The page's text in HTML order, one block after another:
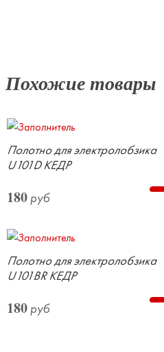
Похожие товары
Полотно для электролобзика
U101D КЕДР
180 руб
Полотно для электролобзика
U101BR КЕДР
180 руб